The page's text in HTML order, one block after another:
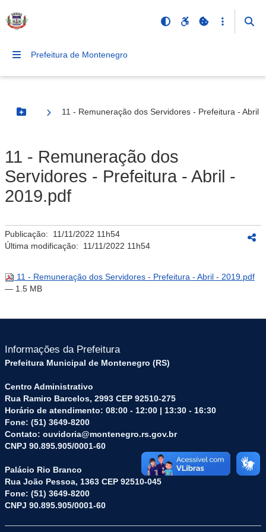
Prefeitura de Montenegro
Botão Menu
11 - Remuneração dos Servidores - Prefeitura - Abril
11 - Remuneração dos
Servidores - Prefeitura - Abril -
2019.pdf
Publicação: 11/11/2022 11h54
Última modificação: 11/11/2022 11h54
11 - Remuneração dos Servidores - Prefeitura - Abril - 2019.pdf
— 1.5 MB
Informações da Prefeitura
Prefeitura Municipal de Montenegro (RS)
Centro Administrativo
Rua Ramiro Barcelos, 2993 CEP 92510-275
Horário de atendimento: 08:00 - 12:00 | 13:30 - 16:30
Fone: (51) 3649-8200
Contato: ouvidoria@montenegro.rs.gov.br
CNPJ 90.895.905/0001-60
Palácio Rio Branco
Rua João Pessoa, 1363 CEP 92510-045
Fone: (51) 3649-8200
CNPJ 90.895.905/0001-60